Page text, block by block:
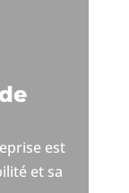
est
et sa